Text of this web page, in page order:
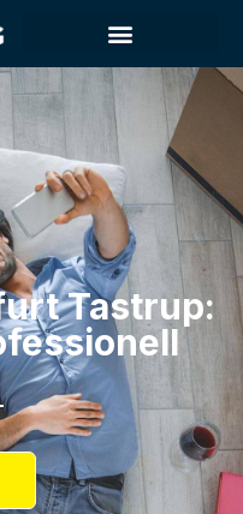
Tastrup: